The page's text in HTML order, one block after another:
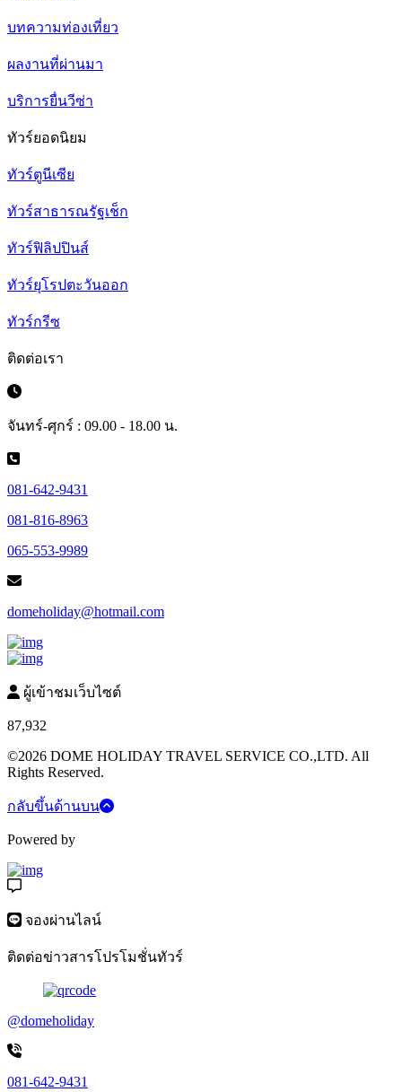
บทความท่องเที่ยว
ผลงานที่ผ่านมา
บริการยื่นวีซ่า
ทัวร์ยอดนิยม
ทัวร์ตูนีเซีย
ทัวร์สาธารณรัฐเช็ก
ทัวร์ฟิลิปปินส์
ทัวร์ยุโรปตะวันออก
ทัวร์กรีซ
ติดต่อเรา
จันทร์-ศุกร์ : 09.00 - 18.00 น.
081-642-9431
081-816-8963
065-553-9989
domeholiday@hotmail.com
ผู้เข้าชมเว็บไซต์
87,932
©2026 DOME HOLIDAY TRAVEL SERVICE CO.,LTD. All
Rights Reserved.
กลับขึ้นด้านบน
Powered by
จองผ่านไลน์
ติดต่อข่าวสารโปรโมชั่นทัวร์
@domeholiday
081-642-9431